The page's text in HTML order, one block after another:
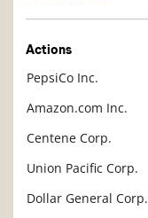
Actions
PepsiCo Inc.
Amazon.com Inc.
Centene Corp.
Union Pacific Corp.
Dollar General Corp.